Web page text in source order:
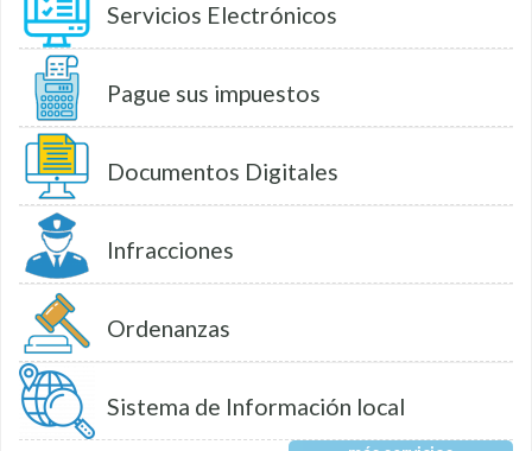
Servicios Electrónicos
Pague sus impuestos
Documentos Digitales
Infracciones
Ordenanzas
Sistema de Información local